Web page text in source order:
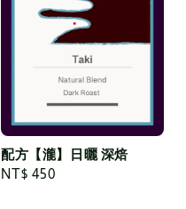
配方【瀧】日曬 深焙
Regular
NT$ 450